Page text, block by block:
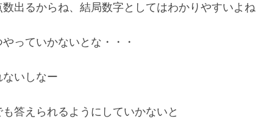
出るからね、結局数字としてはわかりやすいよね
っていかないとな・・・
いしなー
答えられるようにしていかないと